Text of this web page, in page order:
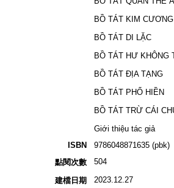
BỒ TÁT KIM
BỒ TÁT DI LẶC
BỒ TÁT HƯ KHÔNG
BỒ TÁT ĐỊA TẠNG
BỒ TÁT PHỔ HIỀN
BỒ TÁT TRỪ CÁI
Giới thiệu tác giả
ISBN
9786048871635 (pbk)
點閱次數
504
建檔日期 2023.12.27